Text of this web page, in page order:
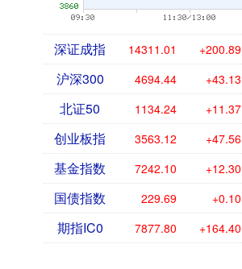
深证成指 14311.01 +200.89
沪深300 4694.44 +43.13
北证50 1134.24 +11.37
创业板指 3563.12 +47.56
基金指数 7242.10 +12.30
国债指数 229.69 +0.10
期指IC0 7877.80 +164.40